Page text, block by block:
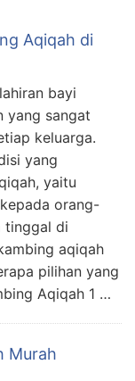
Aqiqah di
bayi
yang sangat
keluarga.
yang
yaitu
orang-
tinggal di
aqiqah
pilihan yang
Aqiqah 1 …
Murah